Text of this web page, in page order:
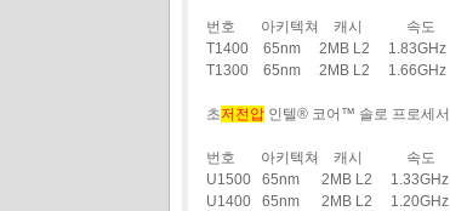
번호 아키텍쳐 캐시 속도 사
T1400 65nm 2MB L2
T1300 65nm 2MB L2
초저전압인텔® 코어™ 솔로 프로세
번호 아키텍쳐 캐시 속도 사
U1500 65nm 2MB L2
U1400 65nm 2MB L2